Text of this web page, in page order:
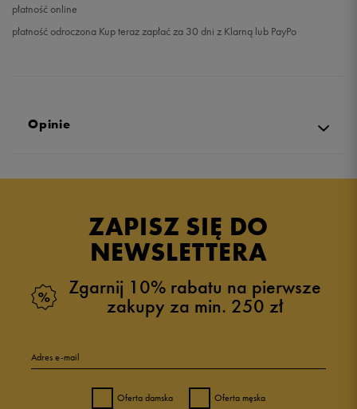
płatność online
płatność odroczona Kup teraz zapłać za 30 dni z Klarną lub PayPo
Opinie
5.0
zebranych i zweryfikowanych przez
4 0%
ZAPISZ SIĘ DO
NEWSLETTERA
Zgarnij 10% rabatu na pierwsze
zakupy za min. 250 zł
Adres e-mail
Oferta damska Oferta męska